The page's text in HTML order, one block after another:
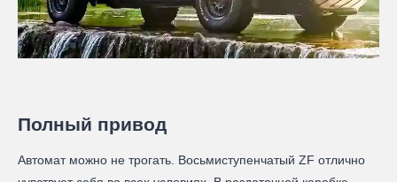
Полный привод
Автомат можно не трогать. Восьмиступенчатый ZF отлично